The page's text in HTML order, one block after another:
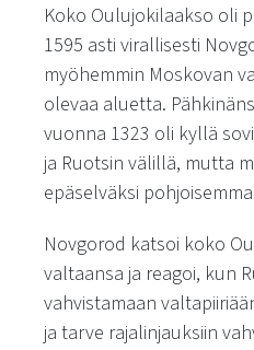
Koko Oulujokilaakso oli
1595 asti virallisesti
myöhemmin Moskovan
olevaa aluetta.
vuonna 1323 oli kyllä
ja Ruotsin välillä, mutta
epäselväksi
Novgorod katsoi koko
valtaansa ja reagoi, kun
vahvistamaan
ja tarve rajalinjauksiin